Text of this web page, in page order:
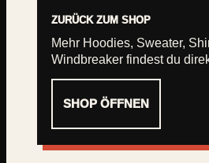
ZURÜCK ZUM SHOP
Mehr Hoodies, Sweater,
Windbreaker findest du
SHOP ÖFFNEN